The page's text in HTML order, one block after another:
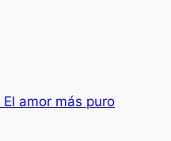
El amor más puro